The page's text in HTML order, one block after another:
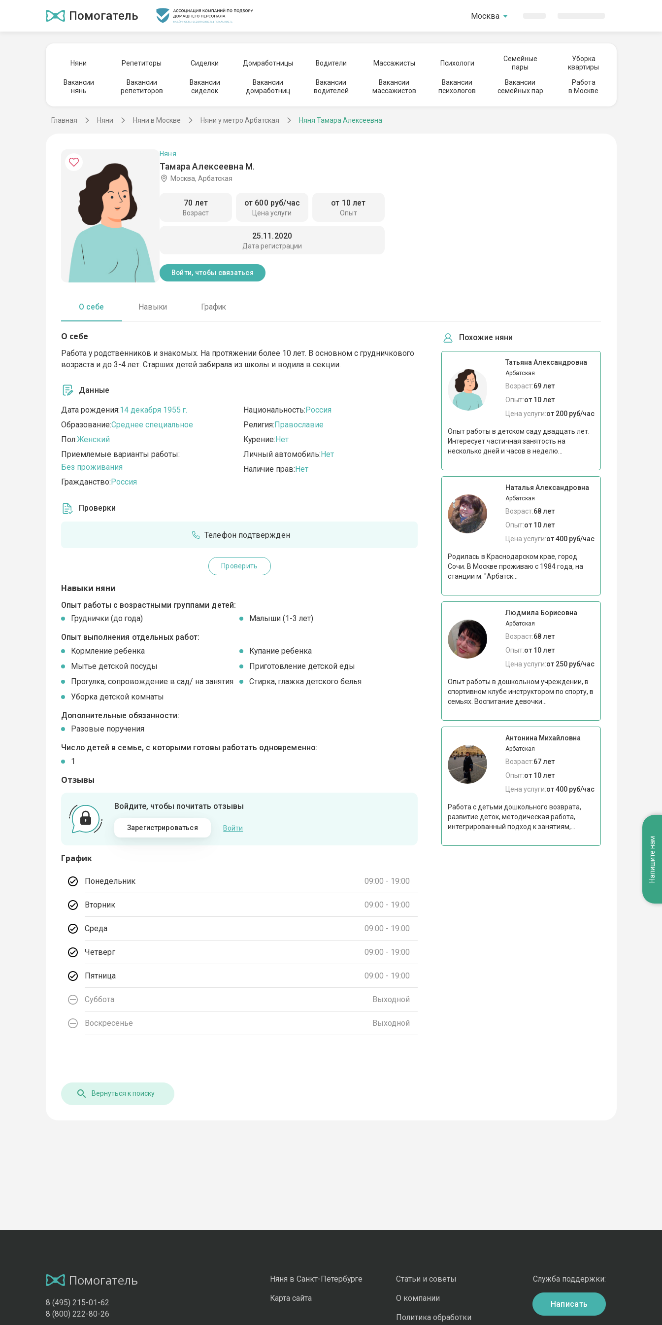
Помогатель Москва
Няни Репетиторы Сиделки Домработницы Водители Массажисты Психологи
Семейные
пары
Уборка
квартиры
Вакансии
нянь
Вакансии
репетиторов
Вакансии
сиделок
Вакансии
домработниц
Вакансии
водителей
Вакансии
массажистов
Вакансии
психологов
Вакансии
семейных пар
Работа
в Москве
Главная Няни Няни в Москве Няни у метро Арбатская Няня Тамара Алексеевна
Тамара Алексеевна М.
Няня
Москва, Арбатская
Возраст
70 лет
Цена услуги
от 600 руб/час
Опыт
от 10 лет
Дата регистрации
25.11.2020
Войти, чтобы связаться
О себе Навыки График
О себе
Работа у родственников и знакомых. На протяжении более 10 лет. В основном с грудничкового
возраста и до 3-4 лет. Старших детей забирала из школы и водила в секции.
Данные
Дата рождения:14 декабря 1955 г.
Образование:Среднее специальное
Пол:Женский
Приемлемые варианты работы:
Без проживания
Гражданство:Россия
Национальность:Россия
Религия:Православие
Курение:Нет
Личный автомобиль:Нет
Наличие прав:Нет
Проверки
Телефон подтвержден
Проверить
Навыки няни
Опыт работы с возрастными группами детей:
Груднички (до года)
Малыши (1-3 лет)
Опыт выполнения отдельных работ:
Кормление ребенка
Купание ребенка
Мытье детской посуды
Приготовление детской еды
Прогулка, сопровождение в сад/ на занятия
Стирка, глажка детского белья
Уборка детской комнаты
Дополнительные обязанности:
Разовые поручения
Число детей в семье, с которыми готовы работать одновременно:
1
Отзывы
Войдите, чтобы почитать отзывы
Зарегистрироваться Войти
График
Понедельник 09:00 - 19:00
Вторник 09:00 - 19:00
Среда 09:00 - 19:00
Четверг 09:00 - 19:00
Пятница 09:00 - 19:00
Суббота Выходной
Воскресенье Выходной
Похожие няни
Татьяна Александровна
Арбатская
Возраст:69 лет
Опыт:от 10 лет
Цена услуги:от 200 руб/час
Опыт работы в детском саду двадцать лет.
Интересует частичная занятость на
несколько дней и часов в неделю...
Наталья Александровна
Арбатская
Возраст:68 лет
Опыт:от 10 лет
Цена услуги:от 400 руб/час
Родилась в Краснодарском крае, город
Сочи. В Москве проживаю с 1984 года, на
станции м. "Арбатск...
Людмила Борисовна
Арбатская
Возраст:68 лет
Опыт:от 10 лет
Цена услуги:от 250 руб/час
Опыт работы в дошкольном учреждении, в
спортивном клубе инструктором по спорту, в
семьях. Воспитание девочки...
Антонина Михайловна
Арбатская
Возраст:67 лет
Опыт:от 10 лет
Цена услуги:от 400 руб/час
Работа с детьми дошкольного возврата,
развитие деток, методическая работа,
интегрированный подход к занятиям,...
Вернуться к поиску
Помогатель
8 (495) 215-01-62
8 (800) 222-80-26
Няня в Санкт-Петербурге
Карта сайта
Статьи и советы
О компании
Политика обработки
Служба поддержки:
Написать
Напишите нам